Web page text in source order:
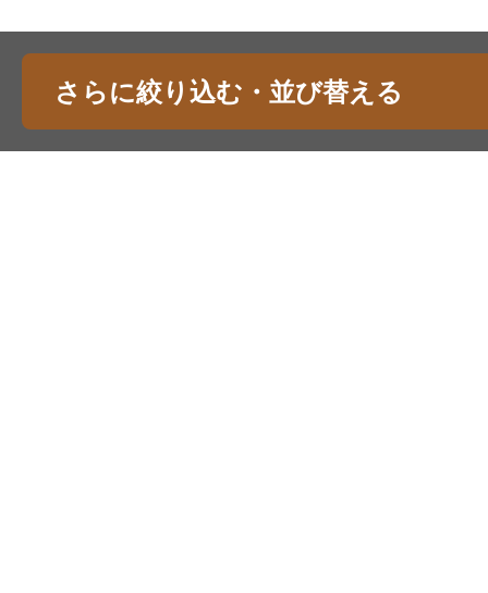
さらに絞り込む・並び替える